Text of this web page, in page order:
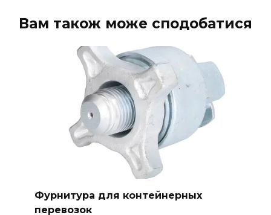
Вам також може сподобатися
Фурнитура для контейнерных
перевозок